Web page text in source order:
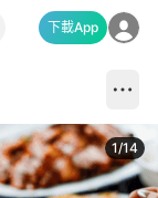
下載App
1/14